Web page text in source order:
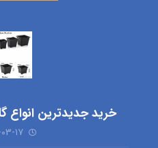
خرید جدیدترین انواع